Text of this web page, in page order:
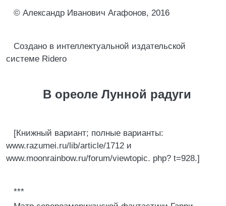
© Александр Иванович Агафонов, 2016
Создано в интеллектуальной издательской
системе Ridero
В ореоле Лунной радуги
[Книжный вариант; полные варианты:
www.razumei.ru/lib/article/1712 и
www.moonrainbow.ru/forum/viewtopic. php? t=928.]
***